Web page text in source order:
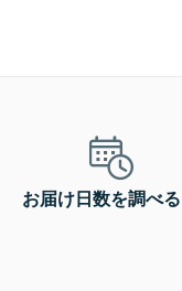
お届け日数を調べる